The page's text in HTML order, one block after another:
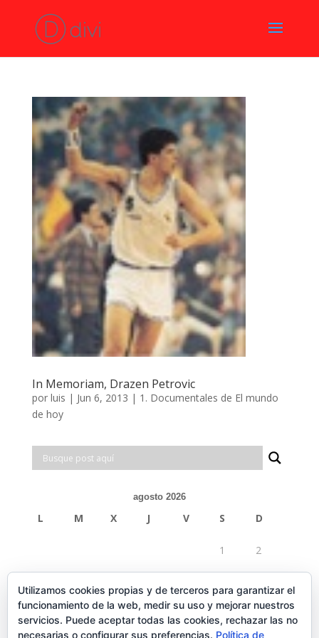
In Memoriam, Drazen Petrovic
por luis | Jun 6, 2013 | 1. Documentales de El mundo
de hoy
agosto 2026
L M X J V S D
1 2
10 13 15
Utilizamos cookies propias y de terceros para garantizar el
funcionamiento de la web, medir su uso y mejorar nuestros
servicios. Puede aceptar todas las cookies, rechazar las no
necesarias o configurar sus preferencias. Política de